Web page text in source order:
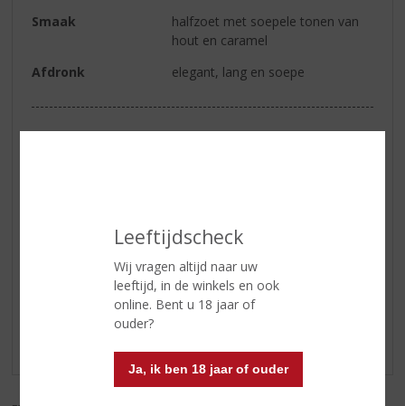
Leeftijdscheck
Wij vragen altijd naar uw
leeftijd, in de winkels en ook
online. Bent u 18 jaar of
ouder?
Ja, ik ben 18 jaar of ouder
Smaak
halfzoet met soepele tonen van
hout en caramel
Afdronk
elegant, lang en soepe
/
5)